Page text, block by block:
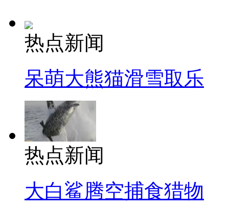
热点新闻
呆萌大熊猫滑雪取乐
热点新闻
大白鲨腾空捕食猎物